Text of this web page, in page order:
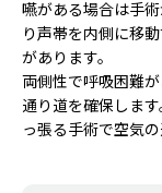
嚥がある場合は手
り声帯を内側に移
があります。
両側性で呼吸困難
通り道を確保しま
っ張る手術で空気の